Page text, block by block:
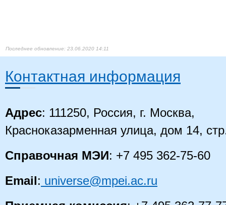
23.06.2020 14:11
Контактная информация
Адрес: 111250, Россия, г. Москва,
Красноказарменная улица, дом 14,
Справочная МЭИ: +7 495 362-75-60
Email: universe@mpei.ac.ru